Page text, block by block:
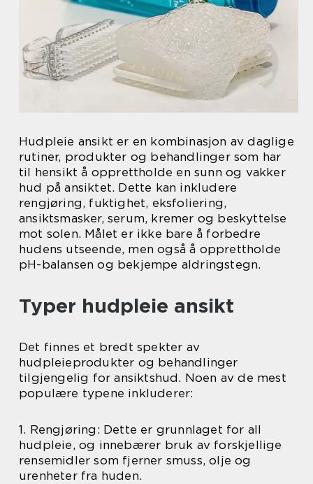
Hudpleie ansikt er en kombinasjon av daglige
rutiner, produkter og behandlinger som har
til hensikt å opprettholde en sunn og vakker
hud på ansiktet. Dette kan inkludere
rengjøring, fuktighet, eksfoliering,
ansiktsmasker, serum, kremer og beskyttelse
mot solen. Målet er ikke bare å forbedre
hudens utseende, men også å opprettholde
pH-balansen og bekjempe aldringstegn.
Typer hudpleie ansikt
Det finnes et bredt spekter av
hudpleieprodukter og behandlinger
tilgjengelig for ansiktshud. Noen av de mest
populære typene inkluderer:
1. Rengjøring: Dette er grunnlaget for all
hudpleie, og innebærer bruk av forskjellige
rensemidler som fjerner smuss, olje og
urenheter fra huden.